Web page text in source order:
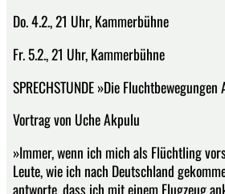
Do. 4.2., 21 Uhr, Kammerbühne
Fr. 5.2., 21 Uhr, Kammerbühne
SPRECHSTUNDE »Die
Vortrag von Uche Akpulu
»Immer, wenn ich mich als Flüchtling
Leute, wie ich nach Deutschland
antworte, dass ich mit einem Flugzeug